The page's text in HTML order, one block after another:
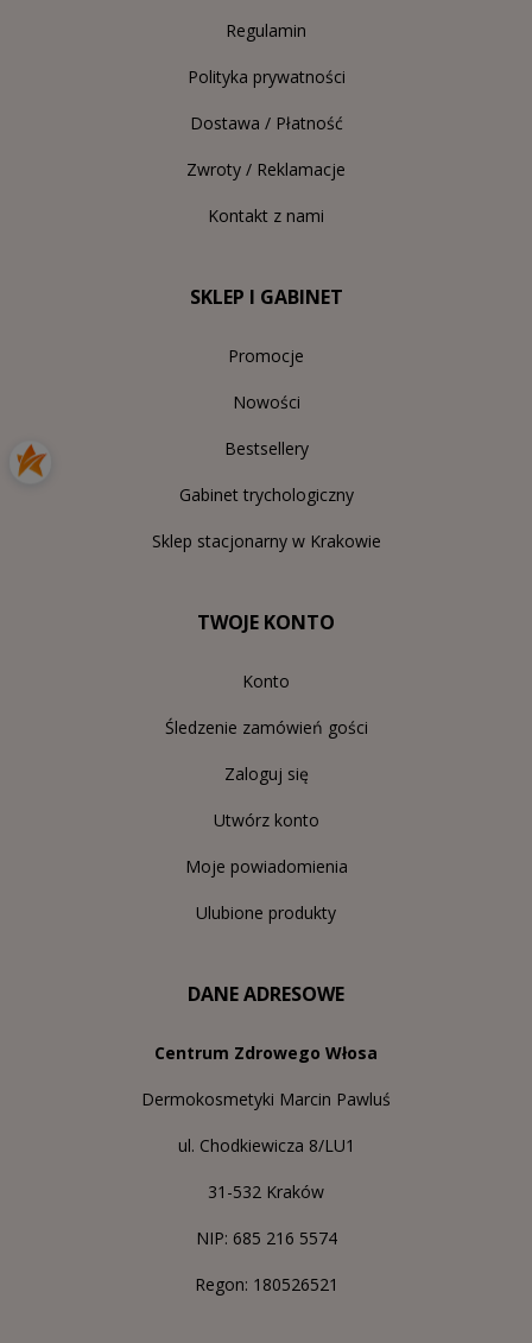
Regulamin
Polityka prywatności
Dostawa / Płatność
Zwroty / Reklamacje
Kontakt z nami
SKLEP I GABINET
Promocje
Nowości
Bestsellery
Gabinet trychologiczny
Sklep stacjonarny w Krakowie
TWOJE KONTO
Konto
Śledzenie zamówień gości
Zaloguj się
Utwórz konto
Moje powiadomienia
Ulubione produkty
DANE ADRESOWE
Centrum Zdrowego Włosa
Dermokosmetyki Marcin Pawluś
ul. Chodkiewicza 8/LU1
31-532 Kraków
NIP: 685 216 5574
Regon: 180526521